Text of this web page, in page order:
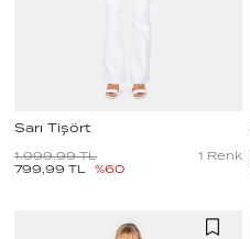
Sarı Tişört
1.999,99 TL
799,99 TL %60
1 Renk